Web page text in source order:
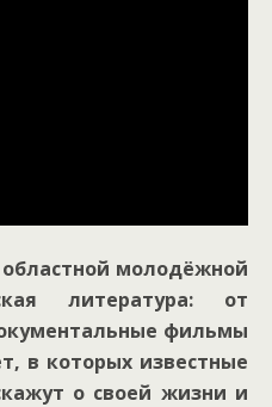
молодёжной
литература: от
фильмы
в которых известные
о своей жизни и